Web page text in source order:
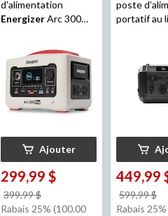
d'alimentation
EnergizerArc 300
et chargement rapide
Ajouter
299,99 $
399,99 $
était
Rabais 25% (100.00
poste
portatif au
449,99
599,99 $
Rabais